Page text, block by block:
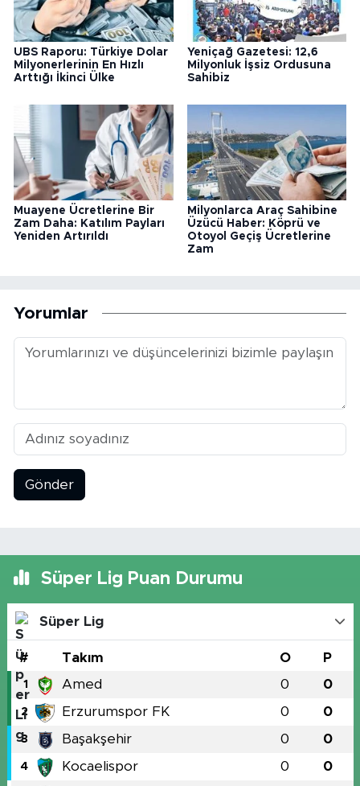
UBS Raporu: Türkiye Dolar
Milyonerlerinin En Hızlı
Arttığı İkinci Ülke
Yeniçağ Gazetesi: 12,6
Milyonluk İşsiz Ordusuna
Sahibiz
Muayene Ücretlerine Bir
Zam Daha: Katılım Payları
Yeniden Artırıldı
Milyonlarca Araç Sahibine
Üzücü Haber: Köprü ve
Otoyol Geçiş Ücretlerine
Zam
Yorumlar
Gönder
Süper Lig Puan Durumu
Süper Lig
# Takım O P
1 Amed 0 0
2 Erzurumspor FK 0 0
3 Başakşehir 0 0
4 Kocaelispor 0 0